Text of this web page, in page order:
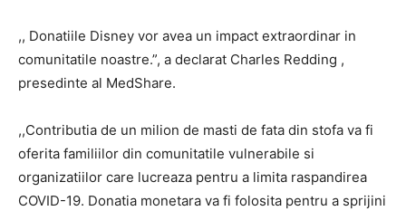
,, Donatiile Disney vor avea un impact extraordinar in
comunitatile noastre.”, a declarat Charles Redding ,
presedinte al MedShare.
,,Contributia de un milion de masti de fata din stofa va fi
oferita familiilor din comunitatile vulnerabile si
organizatiilor care lucreaza pentru a limita raspandirea
COVID-19. Donatia monetara va fi folosita pentru a sprijini